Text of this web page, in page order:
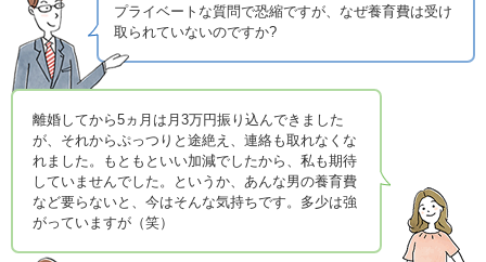
報道・メディア関係者の方へ
CLOSE
プライベートな質問で恐縮ですが、なぜ養育費は受け
取られていないのですか?
離婚してから5ヵ月は月3万円振り込んできました
が、それからぷっつりと途絶え、連絡も取れなくな
れました。もともといい加減でしたから、私も期待
していませんでした。というか、あんな男の養育費
など要らないと、今はそんな気持ちです。多少は強
がっていますが（笑）